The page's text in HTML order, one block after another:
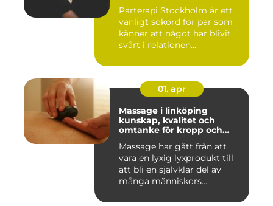
Parterapi Stockholm är ett
vanligt sökord för par som
känner att något har blivit
svårt i relationen...
01. apr
Massage i linköping
kunskap, kvalitet och
omtanke för kropp och
Massage har gått från att
vara en lyxig lyxprodukt till
att bli en självklar del av
många människors...